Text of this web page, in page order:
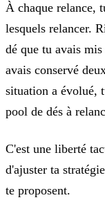
À chaque relance,
lesquels relancer.
dé que tu avais
avais conservé
situation a évolué,
pool de dés à
C'est une liberté
d'ajuster ta
te proposent.